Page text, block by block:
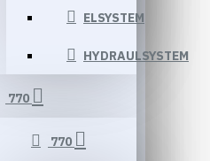
ELSYSTEM
HYDRAULSYSTEM
770
770